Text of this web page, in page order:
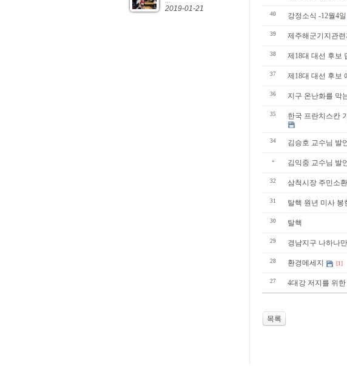
40 강정소식 -12월4일
39 제주해군기지관련
38
37 제18대 대선 후보
36 지구 온난화를 막
35 한국 프란치스칸
34 김승호 교수님 발
» 김익중 교수님 발
32 삼척시장 주민소
31 탈핵 원년 미사 봉
30 탈핵
29 경남지구 나하나
28 환경메세지 [1]
27 4대강 저지를 위
목록
2019-01-21